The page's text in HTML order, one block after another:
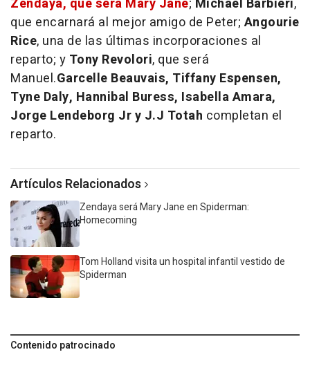
Zendaya, que será Mary Jane; Michael Barbieri,
que encarnará al mejor amigo de Peter; Angourie
Rice, una de las últimas incorporaciones al
reparto; y Tony Revolori, que será
Manuel.Garcelle Beauvais, Tiffany Espensen,
Tyne Daly, Hannibal Buress, Isabella Amara,
Jorge Lendeborg Jr y J.J Totah completan el
reparto.
Artículos Relacionados
Zendaya será Mary Jane en Spiderman:
Homecoming
Tom Holland visita un hospital infantil vestido de
Spiderman
Contenido patrocinado